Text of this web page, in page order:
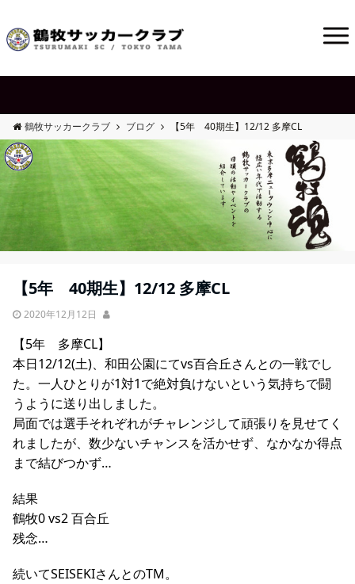
鶴牧サッカークラブ ブログ 【5年 40期生】12/12 多摩CL
【5年 40期生】12/12 多摩CL
2020年12月12日
【5年 多摩CL】
本日12/12(土)、和田公園にてvs百合丘さんとの一戦でし
た。一人ひとりが1対1で絶対負けないという気持ちで闘
うように送り出しました。
局面では選手それぞれがチャレンジして頑張りを見せてく
れましたが、数少ないチャンスを活かせず、なかなか得点
まで結びつかず…
結果
鶴牧0 vs2 百合丘
残念…
続いてSEISEKIさんとのTM。